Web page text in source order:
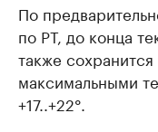
По
по РТ, до конца
также
максимальными
+17..+22°.